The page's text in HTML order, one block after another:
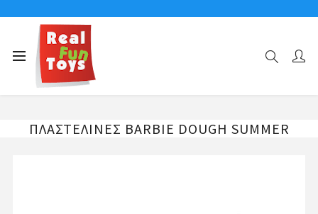
Αρχική σελίδα
ΠΛΑΣΤΕΛΙΝΕΣ BARBIE DOUGH SUMMER
ΠΛΑΣΤΕΛΙΝΕΣ BARBIE DOUGH SUMMER